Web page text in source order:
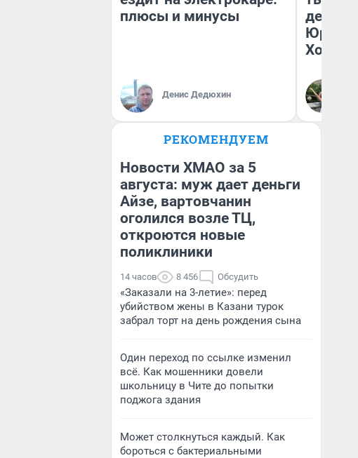
плюсы и минусы
Денис Дедюхин
день
РЕКОМЕНДУЕМ
Новости ХМАО за 5
августа: муж дает деньги
Айзе, вартовчанин
оголился возле ТЦ,
откроются новые
поликлиники
14 часов 8 456 Обсудить
«Заказали на 3-летие»: перед
убийством жены в Казани турок
забрал торт на день рождения сына
Один переход по ссылке изменил
всё. Как мошенники довели
школьницу в Чите до попытки
поджога здания
Может столкнуться каждый. Как
бороться с бактериальными